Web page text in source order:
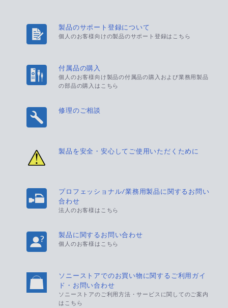
製品のサポート登録について
個人のお客様向けの製品のサポート登録はこちら
付属品の購入
個人のお客様向け製品の付属品の購入および業務用製品
の部品の購入はこちら
修理のご相談
製品を安全・安心してご使用いただくために
プロフェッショナル/業務用製品に関するお問い
合わせ
法人のお客様はこちら
製品に関するお問い合わせ
個人のお客様はこちら
ソニーストアでのお買い物に関するご利用ガイ
ド・お問い合わせ
ソニーストアのご利用方法・サービスに関してのご案内
はこちら